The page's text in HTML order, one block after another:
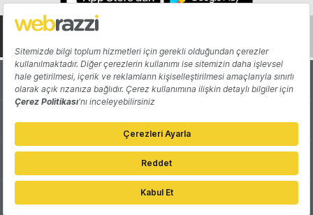
Hakkında Yazarlar
Katkıda Bulun Reklam